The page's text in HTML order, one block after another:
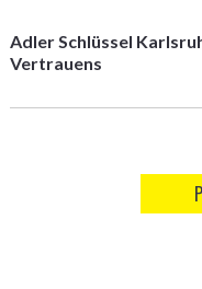
Adler Schlüssel
Vertrauens